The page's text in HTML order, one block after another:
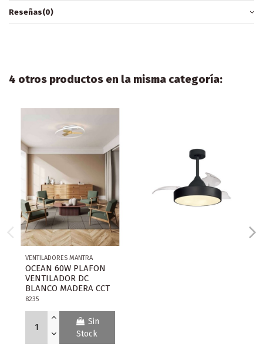
Reseñas(0)
4 otros productos en la misma categoría:
VENTILADORES MANTRA
OCEAN 60W PLAFON
VENTILADOR DC
BLANCO MADERA CCT
8235
Sin
Stock